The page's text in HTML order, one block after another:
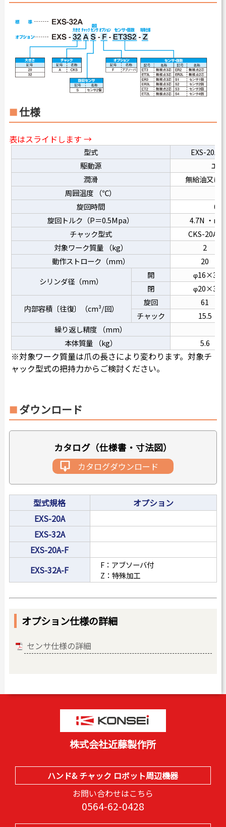
仕様
表はスライドします →
型式
EXS-20A
駆動源
エ
潤滑
無給油又は
周囲温度 （℃）
旋回時間
0.3
旋回トルク（P＝0.5Mpa）
4.7N ・m
チャック型式
CKS-20AS
対象ワーク質量 （kg）
2
動作ストローク（mm）
20
シリンダ径（mm）
開
φ16×3
閉
φ20×3
内部容積〔往復〕（cm³/回）
旋回
61
チャック
15.5
繰り返し精度 （mm）
本体質量 （kg）
5.6
※対象ワーク質量は爪の長さにより変わります。対象チ
ャック型式の把持力からご検討ください。
ダウンロード
カタログ（仕様書・寸法図）
カタログダウンロード
型式規格
オプション
EXS-20A
EXS-32A
EXS-20A-F
EXS-32A-F
F：アブソーバ付
Z：特殊加工
オプション仕様の詳細
センサ仕様の詳細
株式会社近藤製作所
ハンド& チャック ロボット周辺機器
お問い合わせはこちら
0564-62-0428